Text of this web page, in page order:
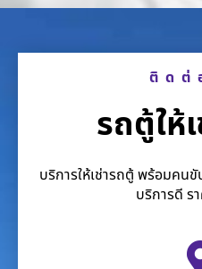
ติดต่
รถตู้ให้
บริการให้เช่ารถตู้ พร้อมคน
บริการดี ร